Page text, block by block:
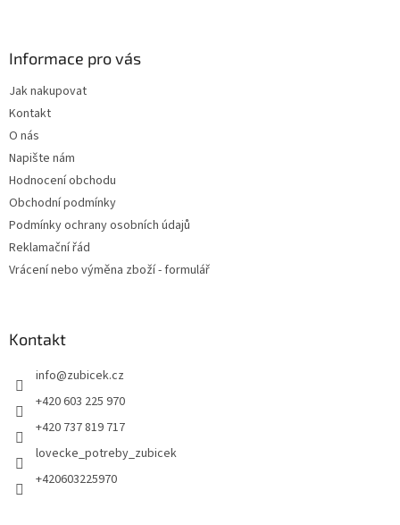
Informace pro vás
Jak nakupovat
Kontakt
O nás
Napište nám
Hodnocení obchodu
Obchodní podmínky
Podmínky ochrany osobních údajů
Reklamační řád
Vrácení nebo výměna zboží - formulář
Kontakt
info@zubicek.cz
+420 603 225 970
+420 737 819 717
lovecke_potreby_zubicek
+420603225970